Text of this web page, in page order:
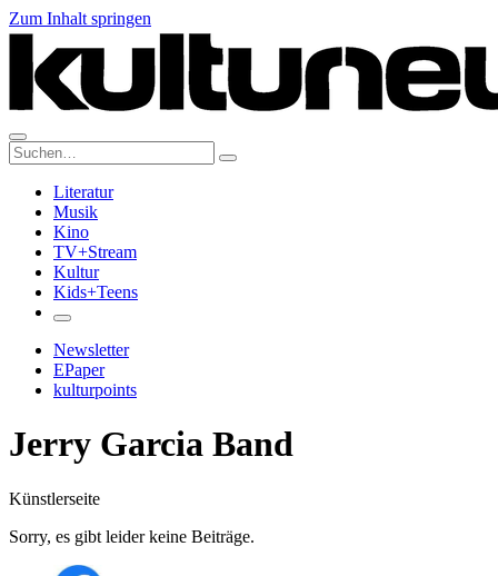
Zum Inhalt springen
Suche:
Literatur
Musik
Kino
TV+Stream
Kultur
Kids+Teens
Newsletter
EPaper
kulturpoints
Jerry Garcia Band
Künstlerseite
Sorry, es gibt leider keine Beiträge.